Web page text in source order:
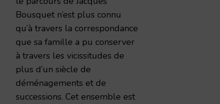
Bousquet n’est plus connu
qu’à travers la correspondance
que sa famille a pu conserver
à travers les vicissitudes de
plus d’un siècle de
déménagements et de
successions. Cet ensemble est